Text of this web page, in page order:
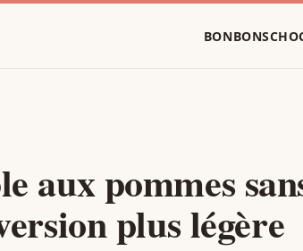
BONBONS
aux pommes
plus légère